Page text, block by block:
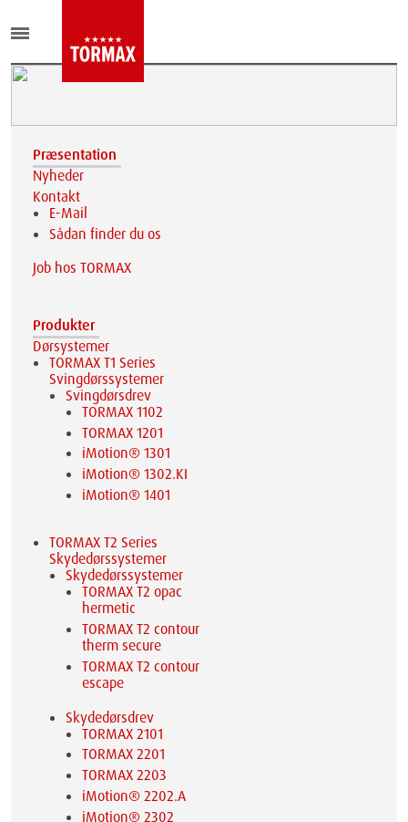
Præsentation
Nyheder
Kontakt
E-Mail
Sådan finder du os
Job hos TORMAX
Produkter
Dørsystemer
TORMAX T1 Series
Svingdørssystemer
Svingdørsdrev
TORMAX 1102
TORMAX 1201
iMotion® 1301
iMotion® 1302.KI
iMotion® 1401
TORMAX T2 Series
Skydedørssystemer
Skydedørssystemer
TORMAX T2 opac
hermetic
TORMAX T2 contour
therm secure
TORMAX T2 contour
escape
Skydedørsdrev
TORMAX 2101
TORMAX 2201
TORMAX 2203
iMotion® 2202.A
iMotion® 2302